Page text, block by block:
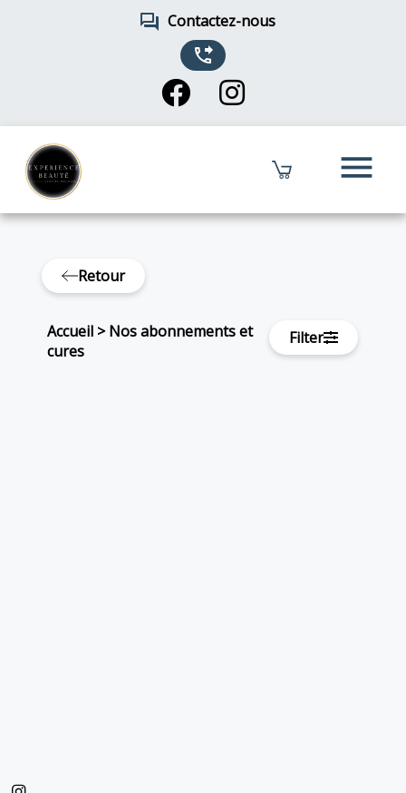
forum Contactez-nous
phone_forwarded
menu
Retour
Accueil >Nos abonnements et
cures
Filter